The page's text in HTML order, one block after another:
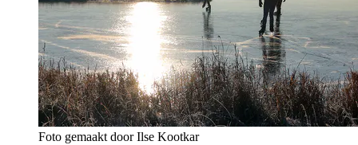
Foto gemaakt door Ilse Kootkar